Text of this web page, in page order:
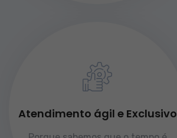
Atendimento ágil e Exclusivo